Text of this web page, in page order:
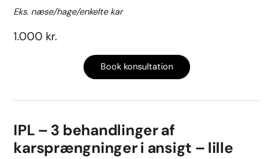
Eks. næse/hage/enkelte kar
1.000 kr.
Book konsultation
IPL – 3 behandlinger af
karsprængninger i ansigt – lille